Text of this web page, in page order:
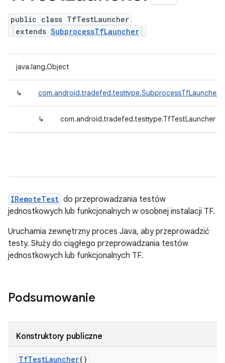
public class TfTestLauncher
extends SubprocessTfLauncher
java.lang.Object
↳ com.android.tradefed.testtype.SubprocessTfLauncher
↳ com.android.tradefed.testtype.TfTestLauncher
IRemoteTest do przeprowadzania testów
jednostkowych lub funkcjonalnych w osobnej instalacji TF.
Uruchamia zewnętrzny proces Java, aby przeprowadzić
testy. Służy do ciągłego przeprowadzania testów
jednostkowych lub funkcjonalnych TF.
Podsumowanie
Konstruktory publiczne
TfTestLauncher()